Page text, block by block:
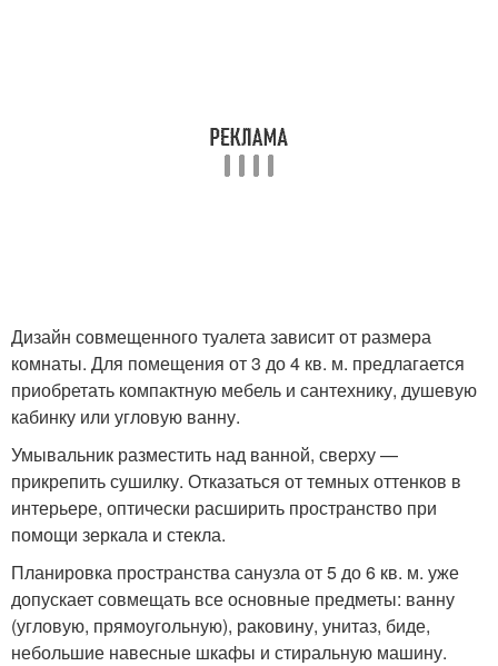
Дизайн совмещенного туалета зависит от размера
комнаты. Для помещения от 3 до 4 кв. м. предлагается
приобретать компактную мебель и сантехнику, душевую
кабинку или угловую ванну.
Умывальник разместить над ванной, сверху —
прикрепить сушилку. Отказаться от темных оттенков в
интерьере, оптически расширить пространство при
помощи зеркала и стекла.
Планировка пространства санузла от 5 до 6 кв. м. уже
допускает совмещать все основные предметы: ванну
(угловую, прямоугольную), раковину, унитаз, биде,
небольшие навесные шкафы и стиральную машину.